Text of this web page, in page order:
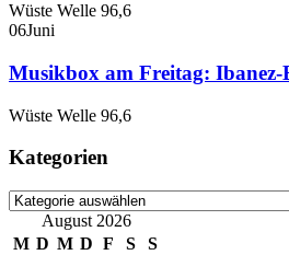
Wüste Welle 96,6
06Juni
Musikbox am Freitag:
Wüste Welle 96,6
Kategorien
Kategorien
August 2026
M D M D F S
S